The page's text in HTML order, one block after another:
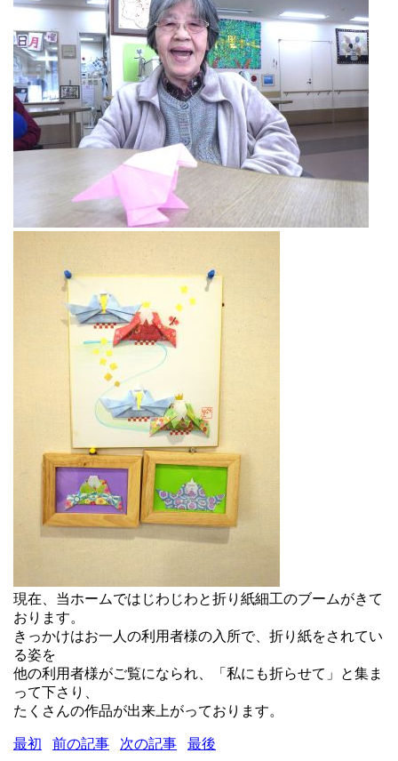
現在、当ホームではじわじわと折り紙細工のブームがきて
おります。
きっかけはお一人の利用者様の入所で、折り紙をされてい
る姿を
他の利用者様がご覧になられ、「私にも折らせて」と集ま
って下さり、
たくさんの作品が出来上がっております。
最初 前の記事 次の記事 最後